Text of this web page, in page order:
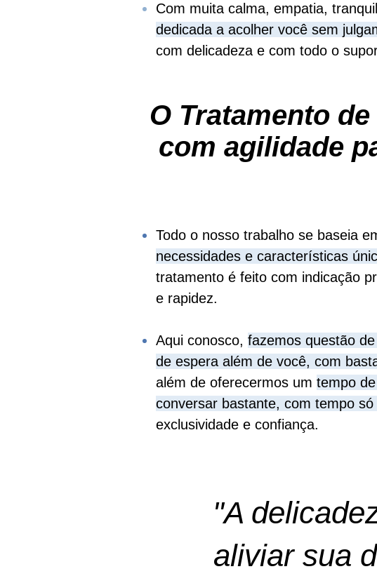
Com muita calma, empatia,
dedicada a acolher você sem
com delicadeza e com todo o
O Tratamento
com agilidade
Todo o nosso trabalho se baseia
necessidades e características
tratamento é feito com indicação
e rapidez.
Aqui conosco, fazemos questão
de espera além de você, com
além de oferecermos um tempo
conversar bastante, com tempo
exclusividade e confiança.
"A
aliviar sua